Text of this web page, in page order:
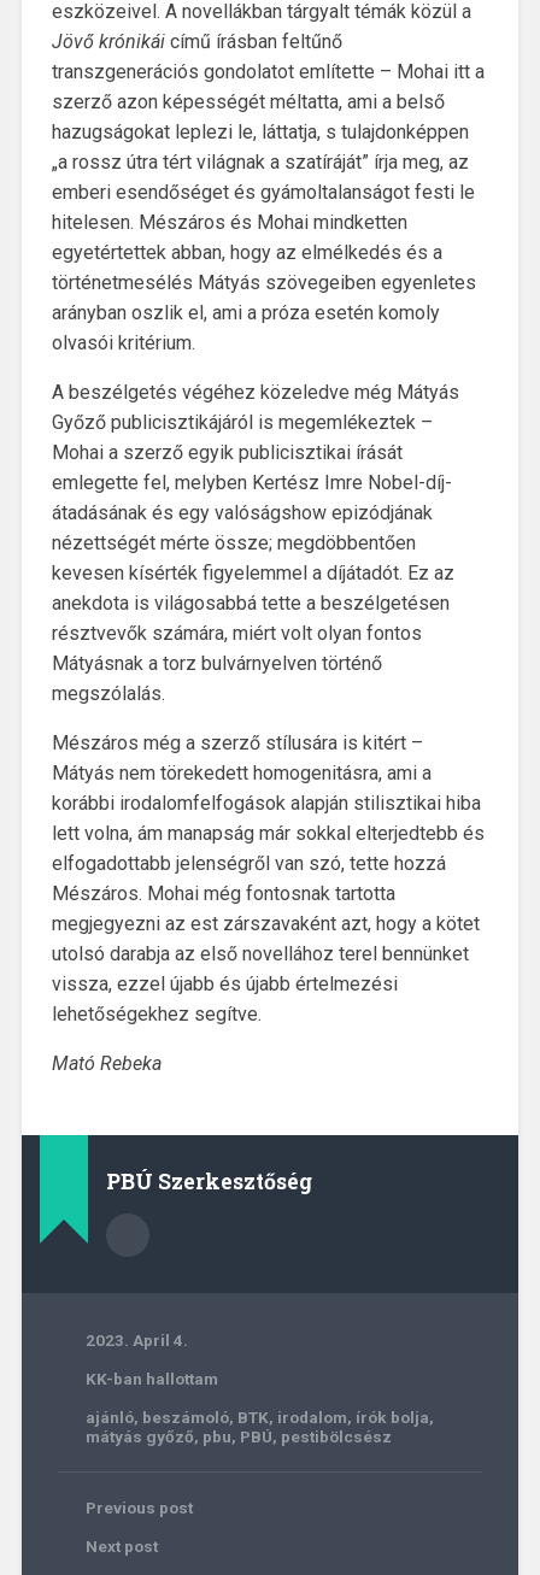
eszközeivel. A novellákban tárgyalt témák közül a
Jövő krónikáicímű írásban feltűnő
transzgenerációs gondolatot említette – Mohai itt a
szerző azon képességét méltatta, ami a belső
hazugságokat leplezi le, láttatja, s tulajdonképpen
„a rossz útra tért világnak a szatíráját” írja meg, az
emberi esendőséget és gyámoltalanságot festi le
hitelesen. Mészáros és Mohai mindketten
egyetértettek abban, hogy az elmélkedés és a
történetmesélés Mátyás szövegeiben egyenletes
arányban oszlik el, ami a próza esetén komoly
olvasói kritérium.
A beszélgetés végéhez közeledve még Mátyás
Győző publicisztikájáról is megemlékeztek –
Mohai a szerző egyik publicisztikai írását
emlegette fel, melyben Kertész Imre Nobel-díj-
átadásának és egy valóságshow epizódjának
nézettségét mérte össze; megdöbbentően
kevesen kísérték figyelemmel a díjátadót. Ez az
anekdota is világosabbá tette a beszélgetésen
résztvevők számára, miért volt olyan fontos
Mátyásnak a torz bulvárnyelven történő
megszólalás.
Mészáros még a szerző stílusára is kitért –
Mátyás nem törekedett homogenitásra, ami a
korábbi irodalomfelfogások alapján stilisztikai hiba
lett volna, ám manapság már sokkal elterjedtebb és
elfogadottabb jelenségről van szó, tette hozzá
Mészáros. Mohai még fontosnak tartotta
megjegyezni az est zárszavaként azt, hogy a kötet
utolsó darabja az első novellához terel bennünket
vissza, ezzel újabb és újabb értelmezési
lehetőségekhez segítve.
Mató Rebeka
PBÚ Szerkesztőség
2023. April 4.
KK-ban hallottam
ajánló, beszámoló, BTK, irodalom, írók bolja,
mátyás győző, pbu, PBÚ, pestibölcsész
Previous post
Next post